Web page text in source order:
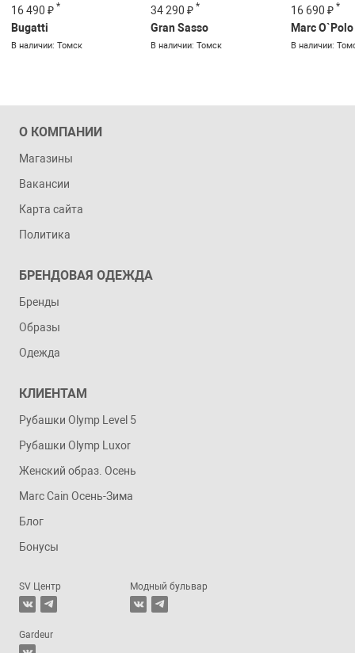
16 490 ₽ *
Bugatti
В наличии: Томск
34 290 ₽ *
Gran Sasso
В наличии: Томск
16 690 ₽ *
Marc O`Polo
В наличии:
О КОМПАНИИ
Магазины
Вакансии
Карта сайта
Политика
БРЕНДОВАЯ ОДЕЖДА
Бренды
Образы
Одежда
КЛИЕНТАМ
Рубашки Olymp Level 5
Рубашки Olymp Luxor
Женский образ. Осень
Marc Cain Осень-Зима
Блог
Бонусы
SV Центр Модный бульвар
Gardeur